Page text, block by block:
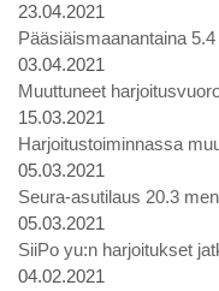
23.04.2021
Pääsiäismaanantaina
03.04.2021
Muuttuneet
15.03.2021
Harjoitustoiminnassa
05.03.2021
Seura-asutilaus 20.3
05.03.2021
SiiPo yu:n harjoitukset
04.02.2021